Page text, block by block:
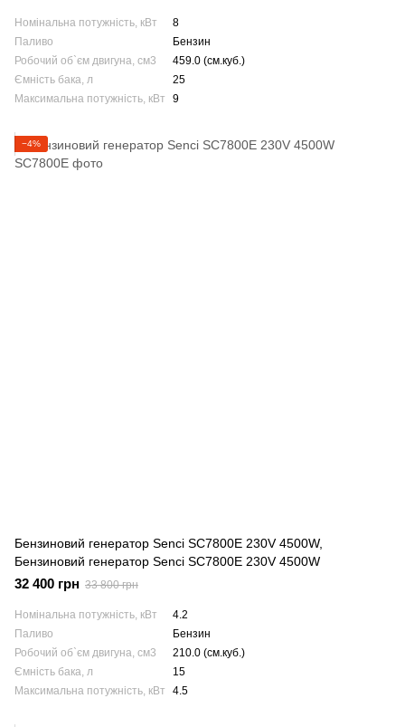
Номінальна потужність, кВт
8
Паливо
Бензин
Робочий об`єм двигуна, см3
459.0 (см.куб.)
Ємність бака, л
25
Максимальна потужність, кВт
9
−4%
Бензиновий генератор Senci SC7800E 230V 4500W,
Бензиновий генератор Senci SC7800E 230V 4500W
32 400 грн 33 800 грн
Номінальна потужність, кВт
4.2
Паливо
Бензин
Робочий об`єм двигуна, см3
210.0 (см.куб.)
Ємність бака, л
15
Максимальна потужність, кВт
4.5